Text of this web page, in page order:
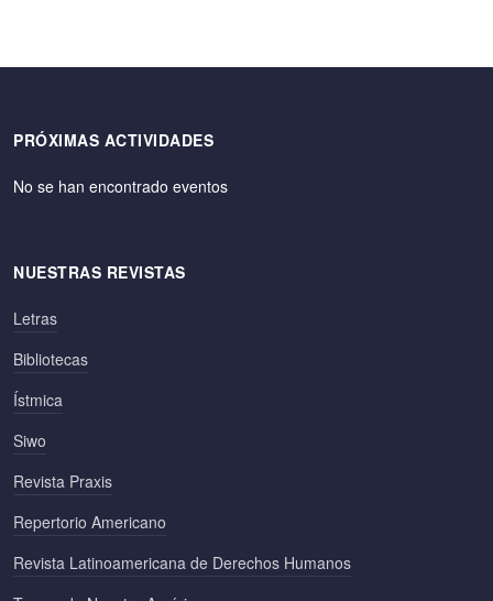
PRÓXIMAS ACTIVIDADES
No se han encontrado eventos
NUESTRAS REVISTAS
Letras
Bibliotecas
Ístmica
Siwo
Revista Praxis
Repertorio Americano
Revista Latinoamericana de Derechos Humanos